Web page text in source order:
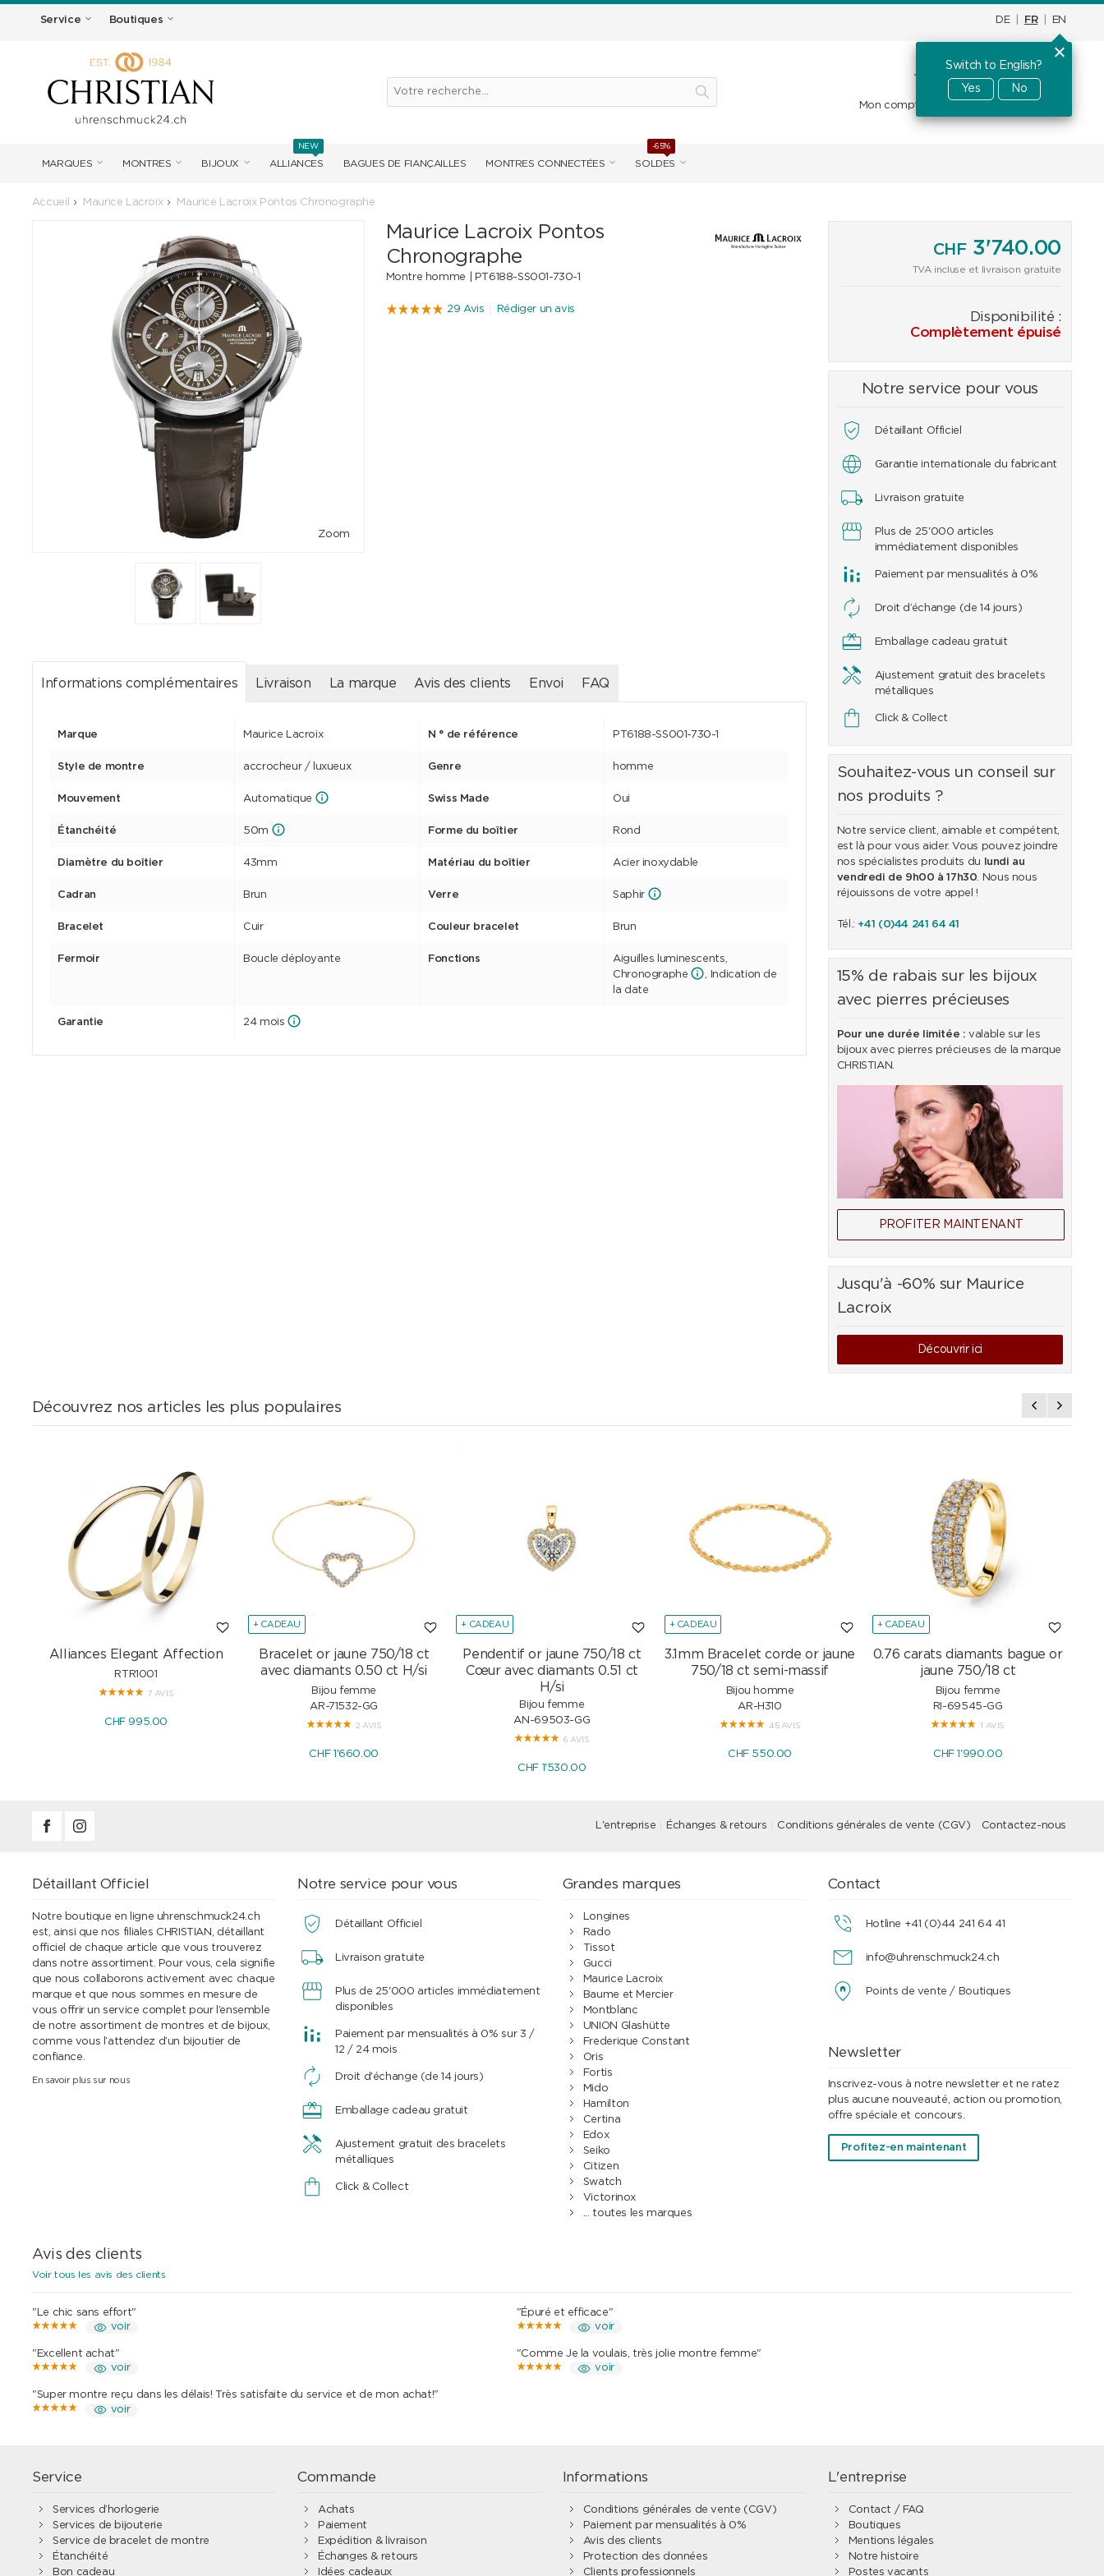
Service Boutiques DE FR EN
Switch to English?
Yes
No
Panier d'achat CHF0.00
Mon compte
MARQUES MONTRES BIJOUX ALLIANCES
NEW
BAGUES DE FIANÇAILLES MONTRES CONNECTÉES SOLDES
-65%
Accueil Maurice Lacroix Maurice Lacroix Pontos Chronographe
Zoom
Maurice Lacroix Pontos
Chronographe
Montre homme | PT6188-SS001-730-1
29 Avis Rédiger un avis
CHF3'740.00
TVA incluse et livraison gratuite
Disponibilité :
Complètement épuisé
Notre service pour vous
Détaillant Officiel
Garantie internationale du fabricant
Livraison gratuite
Plus de 25'000 articles
immédiatement disponibles
Paiement par mensualités à 0%
Droit d’échange (de 14 jours)
Emballage cadeau gratuit
Ajustement gratuit des bracelets
métalliques
Click & Collect
Souhaitez-vous un conseil sur
nos produits ?
Notre service client, aimable et compétent,
est là pour vous aider. Vous pouvez joindre
nos spécialistes produits du
lundi au
vendredi de 9h00 à 17h30. Nous nous
réjouissons de votre appel !
Tél.: +41 (0)44 241 64 41
15% de rabais sur les bijoux
avec pierres précieuses
Pour une durée limitée : valable sur les
bijoux avec pierres précieuses de la marque
CHRISTIAN.
PROFITER MAINTENANT
Jusqu'à -60% sur Maurice
Lacroix
Découvrir ici
Informations complémentaires Livraison La marque Avis des clients Envoi FAQ
Marque Maurice Lacroix N ° de référence PT6188-SS001-730-1
Style de montre accrocheur / luxueux Genre homme
Mouvement Automatique Swiss Made Oui
Étanchéité 50m Forme du boîtier Rond
Diamètre du boîtier 43mm Matériau du boîtier Acier inoxydable
Cadran Brun Verre Saphir
Bracelet Cuir Couleur bracelet Brun
Fermoir Boucle déployante Fonctions
Aiguilles luminescents,
Chronographe
, Indication de
la date
Garantie 24 mois
Découvrez nos articles les plus populaires
Alliances Elegant Affection
RTR1001
7 AVIS
CHF 995.00
+ CADEAU
Bracelet or jaune 750/18 ct
avec diamants 0.50 ct H/si
Bijou femme
AR-71532-GG
2 AVIS
CHF 1'660.00
+ CADEAU
Pendentif or jaune 750/18 ct
Cœur avec diamants 0.51 ct
H/si
Bijou femme
AN-69503-GG
6 AVIS
CHF 1'530.00
+ CADEAU
3.1mm Bracelet corde or jaune
750/18 ct semi-massif
Bijou homme
AR-H310
45 AVIS
CHF 550.00
+ CADEAU
0.76 carats diamants bague or
jaune 750/18 ct
Bijou femme
RI-69545-GG
1 AVIS
CHF 1'990.00
L'entreprise Échanges & retours Conditions générales de vente (CGV) Contactez-nous
Détaillant Officiel
Notre boutique en ligne uhrenschmuck24.ch
est, ainsi que nos filiales CHRISTIAN, détaillant
officiel de chaque article que vous trouverez
dans notre assortiment. Pour vous, cela signifie
que nous collaborons activement avec chaque
marque et que nous sommes en mesure de
vous offrir un service complet pour l’ensemble
de notre assortiment de montres et de bijoux,
comme vous l’attendez d’un bijoutier de
confiance.
En savoir plus sur nous
Notre service pour vous
Détaillant Officiel
Livraison gratuite
Plus de 25'000 articles immédiatement
disponibles
Paiement par mensualités à 0% sur 3 /
12 / 24 mois
Droit d'échange (de 14 jours)
Emballage cadeau gratuit
Ajustement gratuit des bracelets
métalliques
Click & Collect
Grandes marques
Longines
Rado
Tissot
Gucci
Maurice Lacroix
Baume et Mercier
Montblanc
UNION Glashütte
Frederique Constant
Oris
Fortis
Mido
Hamilton
Certina
Edox
Seiko
Citizen
Swatch
Victorinox
... toutes les marques
Contact
Hotline +41 (0)44 241 64 41
info@uhrenschmuck24.ch
Points de vente / Boutiques
Newsletter
Inscrivez-vous à notre newsletter et ne ratez
plus aucune nouveauté, action ou promotion,
offre spéciale et concours.
Profitez-en maintenant
Avis des clients
Voir tous les avis des clients
"Le chic sans effort"
voir
"Épuré et efficace"
voir
"Excellent achat"
voir
"Comme Je la voulais, très jolie montre femme"
voir
"Super montre reçu dans les délais! Très satisfaite du service et de mon achat!"
voir
Service
Services d’horlogerie
Services de bijouterie
Service de bracelet de montre
Étanchéité
Bon cadeau
Commande
Achats
Paiement
Expédition & livraison
Échanges & retours
Idées cadeaux
Informations
Conditions générales de vente (CGV)
Paiement par mensualités à 0%
Avis des clients
Protection des données
Clients professionnels
L'entreprise
Contact / FAQ
Boutiques
Mentions légales
Notre histoire
Postes vacants